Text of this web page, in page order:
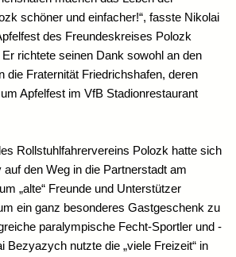
schöner und einfacher!“, fasste Nikolai
des Freundeskreises Polozk
richtete seinen Dank sowohl an den
die Fraternität Friedrichshafen, deren
Apfelfest im VfB Stadionrestaurant
Rollstuhlfahrervereins Polozk hatte sich
den Weg in die Partnerstadt am
„alte“ Freunde und Unterstützer
ein ganz besonderes Gastgeschenk zu
paralympische Fecht-Sportler und -
Bezyazych nutzte die „viele Freizeit“ in